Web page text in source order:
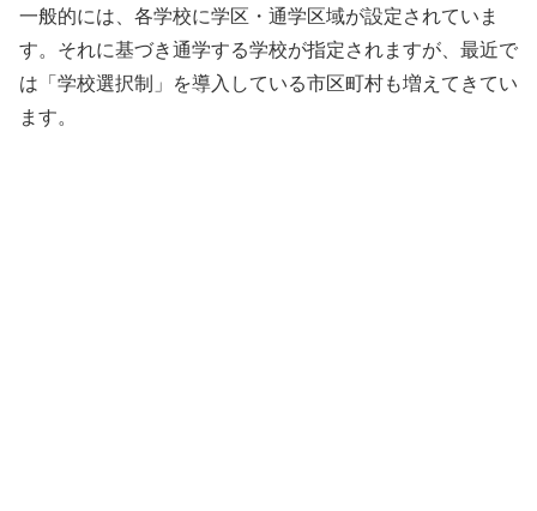
一般的には、各学校に学区・通学区域が設定されていま
す。それに基づき通学する学校が指定されますが、最近で
は「学校選択制」を導入している市区町村も増えてきてい
ます。